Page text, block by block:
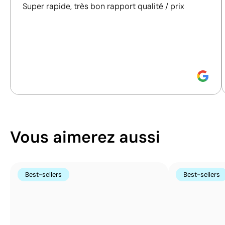
sérigraphique:
mm
responsables.
Super rapide, très bon rapport qualité / prix
Vous aimerez aussi
Best-sellers Best-sellers